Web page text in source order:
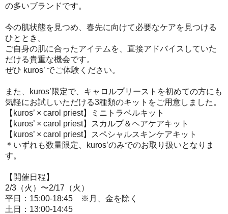
の多いブランドです。
今の肌状態を見つめ、 春先に向けて必要なケアを見つける
ひととき。
ご自身の肌に合ったアイテムを、 直接アドバイスしていた
だける貴重な機会です。
ぜひ kuros’ でご体験ください。
また、kuros’限定で、キャロルプリーストを初めての方にも
気軽にお試しいただける3種類のキットをご用意しました。
【kuros’ × carol priest】ミニトラベルキット
【kuros’ × carol priest】スカルプ＆ヘアケアキット
【kuros’ × carol priest】スペシャルスキンケアキット
＊いずれも数量限定、kuros’のみでのお取り扱いとなりま
す。
【開催日程】
2/3（火）〜2/17（火）
平日：15:00-18:45 ※月、金を除く
土日：13:00-14:45